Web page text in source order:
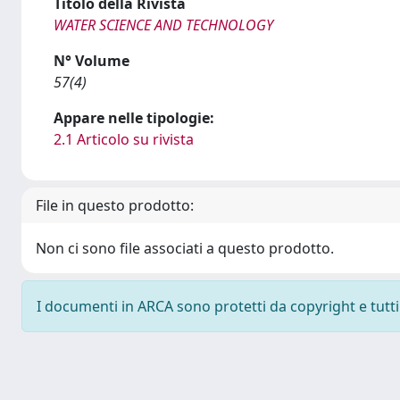
WATER SCIENCE AND TECHNOLOGY
N° Volume
57(4)
Appare nelle tipologie:
2.1 Articolo su rivista
File in questo prodotto:
Non ci sono file associati a questo prodotto.
I documenti in ARCA sono protetti da copyright e